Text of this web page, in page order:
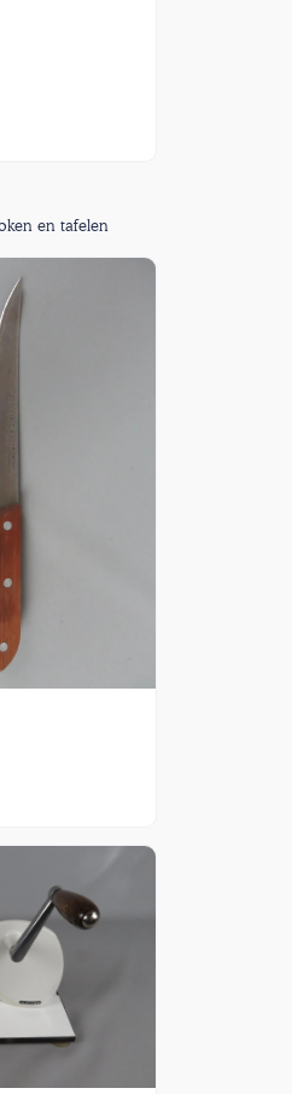
en tafelen